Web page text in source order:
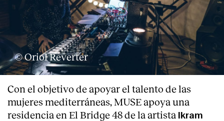
© Oriol Reverter
Con el objetivo de apoyar el talento de las
mujeres mediterráneas, MUSE apoya una
residencia en El Bridge 48 de la artista
Ikram